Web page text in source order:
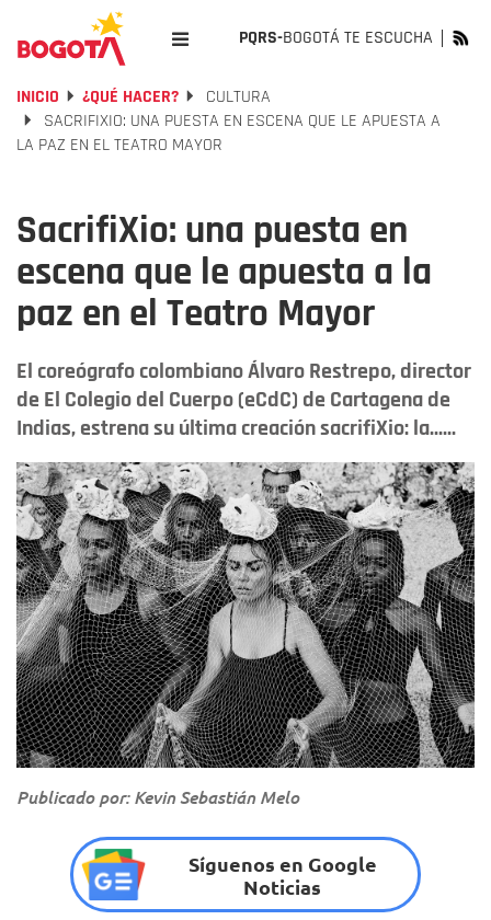
PQRS-BOGOTÁ TE ESCUCHA
INICIO ¿QUÉ HACER?
CULTURA
SACRIFIXIO: UNA PUESTA EN ESCENA QUE LE APUESTA A
LA PAZ EN EL TEATRO MAYOR
SacrifiXio: una puesta en
escena que le apuesta a la
paz en el Teatro Mayor
El coreógrafo colombiano Álvaro Restrepo, director
de El Colegio del Cuerpo (eCdC) de Cartagena de
Indias, estrena su última creación sacrifiXio: la......
Publicado por: Kevin Sebastián Melo
Síguenos en Google
Noticias